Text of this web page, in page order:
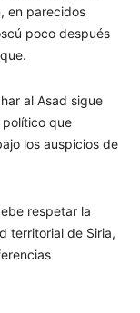
en parecidos
poco después
al Asad sigue
que
los auspicios de
respetar la
territorial de Siria,